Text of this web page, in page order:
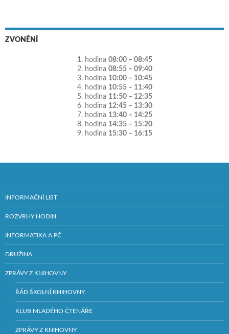
ZVONĚNÍ
1. hodina 08:00 – 08:45
2. hodina 08:55 – 09:40
3. hodina 10:00 – 10:45
4. hodina 10:55 – 11:40
5. hodina 11:50 – 12:35
6. hodina 12:45 – 13:30
7. hodina 13:40 – 14:25
8. hodina 14:35 – 15:20
9. hodina 15:30 – 16:15
INFORMAČNÍ LIST
ROZVRHY HODIN
INFORMATIKA A PČ
DRUŽINA
ZPRÁVY Z KNIHOVNY
ŘÁD ŠKOLNÍ KNIHOVNY
KLUB MLADÉHO ČTENÁŘE
ZPRÁVY Z KNIHOVNY